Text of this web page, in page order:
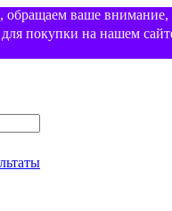
обращаем ваше внимание,
покупки на нашем